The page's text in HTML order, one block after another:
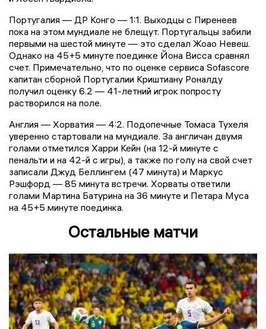
Португалия — ДР Конго — 1:1. Выходцы с Пиренеев
пока на этом мундиале не блещут. Португальцы забили
первыми на шестой минуте — это сделал Жоао Невеш.
Однако на 45+5 минуте поединке Йона Висса сравнял
счет. Примечательно, что по оценке сервиса Sofascore
капитан сборной Португалии Криштиану Роналду
получил оценку 6.2 — 41-летний игрок попросту
растворился на поле.
Англия — Хорватия — 4:2. Подопечные Томаса Тухеля
уверенно стартовали на мундиале. За англичан двумя
голами отметился Харри Кейн (на 12-й минуте с
пенальти и на 42-й с игры), а также по голу на свой счет
записали Джуд Беллингем (47 минута) и Маркус
Рэшфорд — 85 минута встречи. Хорваты ответили
голами Мартина Батурина на 36 минуте и Петара Муса
на 45+5 минуте поединка.
Остальные матчи